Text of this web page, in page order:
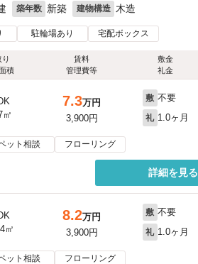
築年数 新築 建物構造 木造
駐輪場あり 宅配ボックス
り
積
賃料
管理費等
敷金
礼金
㎡
7.3万円
3,900円
敷 不要
礼 1.0ヶ月
ット相談 フローリング
詳細を見る
㎡
8.2万円
3,900円
敷 不要
礼 1.0ヶ月
ット相談 フローリング